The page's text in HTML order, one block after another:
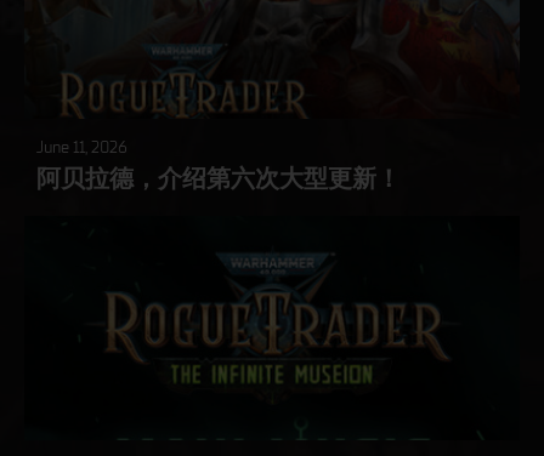
June 11, 2026
阿贝拉德，介绍第六次大型更新！